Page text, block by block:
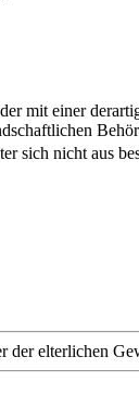
mit einer
sich nicht aus
der elterlichen